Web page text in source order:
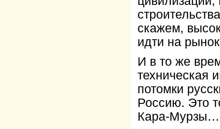
скажем,
идти на
И в то же
техническая
потомки
Россию. Это
Кара-Мурзы…